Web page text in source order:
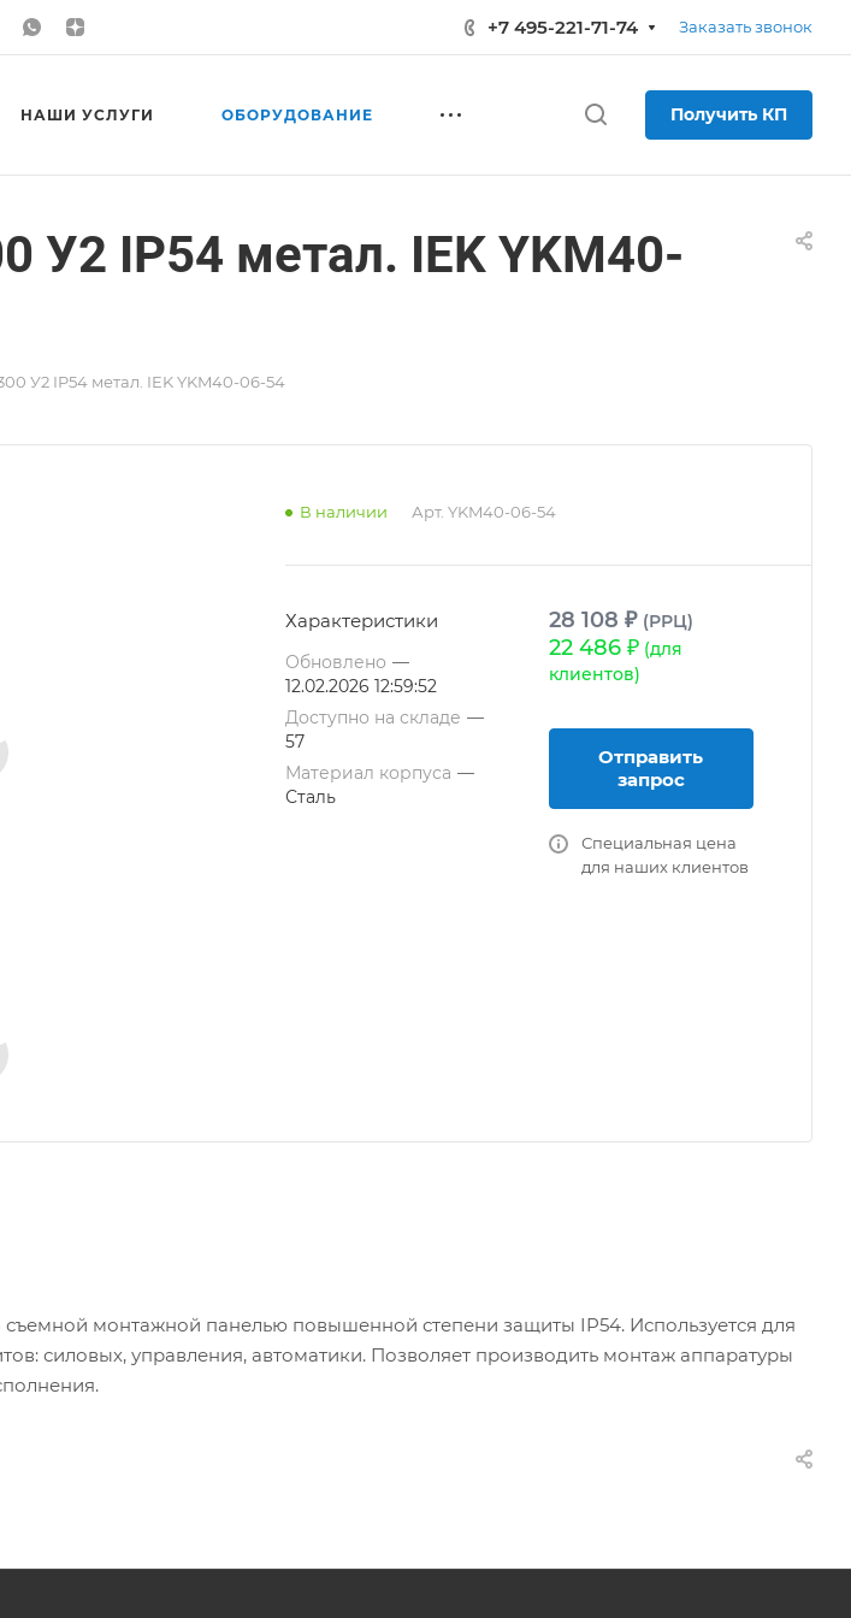
+7 495-221-71-74 Заказать звонок
НАШИ УСЛУГИ ОБОРУДОВАНИЕ Получить КП
IP54 метал. IEK YKM40-
У2 IP54 метал. IEK YKM40-06-54
В наличии Арт. YKM40-06-54
Характеристики
Обновлено —
12.02.2026 12:59:52
Доступно на складе —
57
Материал корпуса —
Сталь
28 108 ₽ (РРЦ)
22 486 ₽(для
клиентов)
Отправить
запрос
Специальная цена
для наших клиентов
съемной монтажной панелью повышенной степени защиты IP54. Используется для
силовых, управления, автоматики. Позволяет производить монтаж аппаратуры